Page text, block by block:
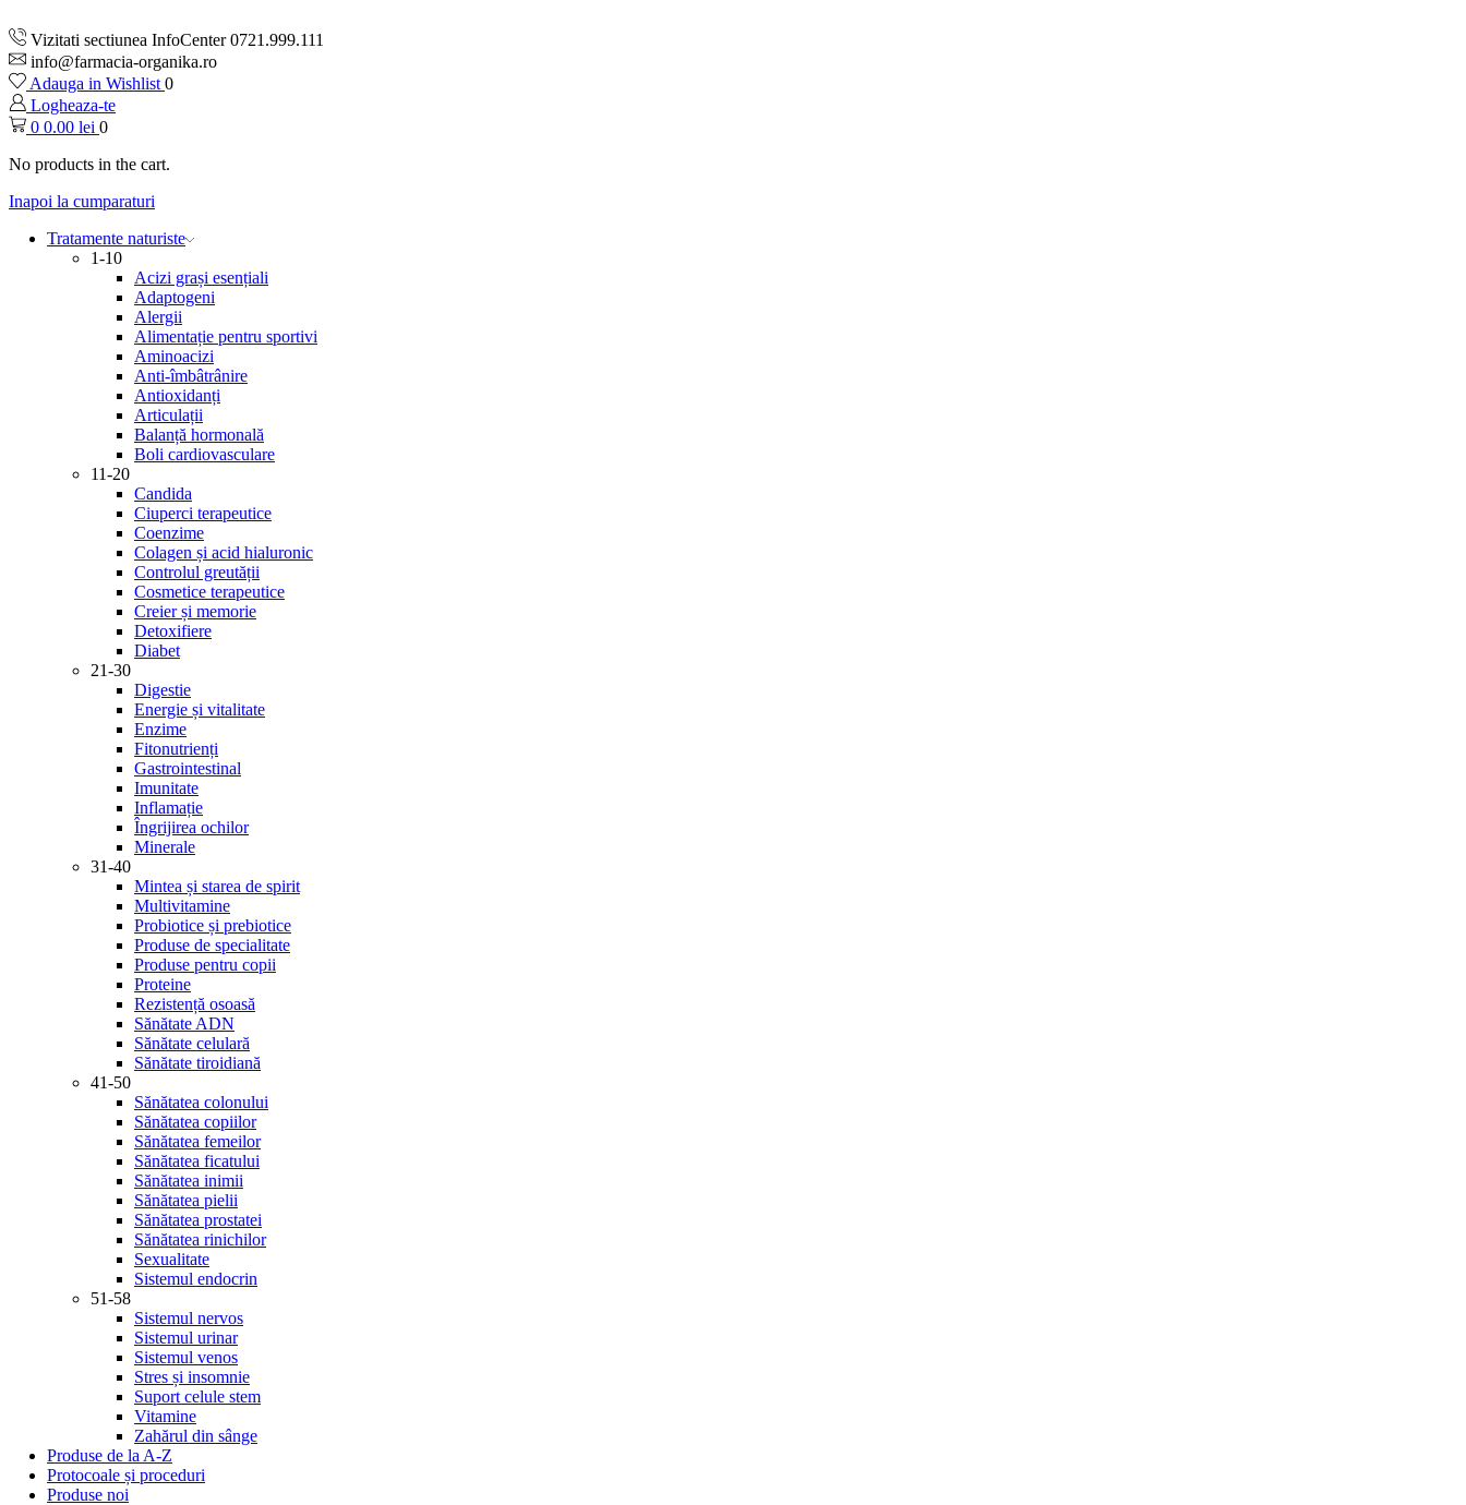
Vizitati sectiunea InfoCenter 0721.999.111
info@farmacia-organika.ro
Adauga in Wishlist 0
Logheaza-te
0 0.00 lei 0
No products in the cart.
Inapoi la cumparaturi
Tratamente naturiste
1-10
Acizi grași esențiali
Adaptogeni
Alergii
Alimentație pentru sportivi
Aminoacizi
Anti-îmbâtrânire
Antioxidanți
Articulații
Balanță hormonală
Boli cardiovasculare
11-20
Candida
Ciuperci terapeutice
Coenzime
Colagen și acid hialuronic
Controlul greutății
Cosmetice terapeutice
Creier și memorie
Detoxifiere
Diabet
21-30
Digestie
Energie și vitalitate
Enzime
Fitonutrienți
Gastrointestinal
Imunitate
Inflamație
Îngrijirea ochilor
Minerale
31-40
Mintea și starea de spirit
Multivitamine
Probiotice și prebiotice
Produse de specialitate
Produse pentru copii
Proteine
Rezistență osoasă
Sănătate ADN
Sănătate celulară
Sănătate tiroidiană
41-50
Sănătatea colonului
Sănătatea copiilor
Sănătatea femeilor
Sănătatea ficatului
Sănătatea inimii
Sănătatea pielii
Sănătatea prostatei
Sănătatea rinichilor
Sexualitate
Sistemul endocrin
51-58
Sistemul nervos
Sistemul urinar
Sistemul venos
Stres și insomnie
Suport celule stem
Vitamine
Zahărul din sânge
Produse de la A-Z
Protocoale și proceduri
Produse noi